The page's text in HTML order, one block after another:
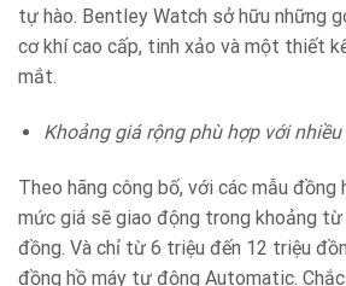
tự hào. Bentley Watch sở hữu những
cơ khí cao cấp, tinh xảo và một thiết
mắt.
Khoảng giá rộng phù hợp với
Theo hãng công bố, với các mẫu đồng
mức giá sẽ giao động trong khoảng
đồng. Và chỉ từ 6 triệu đến 12 triệu
đồng hồ máy tự động Automatic.